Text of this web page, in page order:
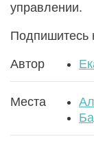
управлении.
Подпишитесь
Автор
Места